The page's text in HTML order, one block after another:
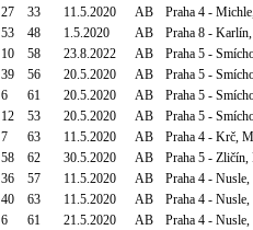
27 33 11.5.2020 AB
Praha 4 -
53 48 1.5.2020 AB
Praha 8 -
10 58 23.8.2022 AB
Praha 5 -
39 56 20.5.2020 AB
Praha 5 -
6 61 20.5.2020 AB
Praha 5 -
12 53 20.5.2020 AB
Praha 5 -
7 63 11.5.2020 AB
Praha 4 - Krč,
58 62 30.5.2020 AB
Praha 5 - Zličín,
36 57 11.5.2020 AB
Praha 4 -
40 63 11.5.2020 AB
Praha 4 -
6 61 21.5.2020 AB
Praha 4 -